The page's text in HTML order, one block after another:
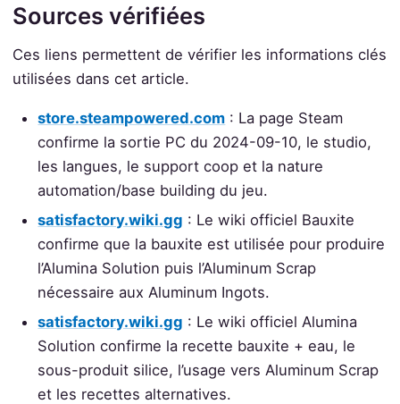
Sources vérifiées
Ces liens permettent de vérifier les informations clés
utilisées dans cet article.
store.steampowered.com : La page Steam
confirme la sortie PC du 2024-09-10, le studio,
les langues, le support coop et la nature
automation/base building du jeu.
satisfactory.wiki.gg : Le wiki officiel Bauxite
confirme que la bauxite est utilisée pour produire
l’Alumina Solution puis l’Aluminum Scrap
nécessaire aux Aluminum Ingots.
satisfactory.wiki.gg : Le wiki officiel Alumina
Solution confirme la recette bauxite + eau, le
sous-produit silice, l’usage vers Aluminum Scrap
et les recettes alternatives.